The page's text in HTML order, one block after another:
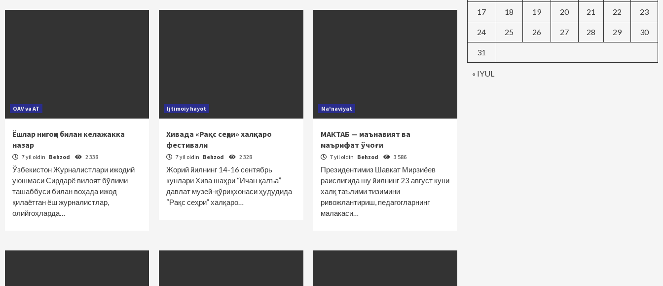
OAV va AT
Ёшлар нигоҳи билан келажакка
назар
7 yil oldin Behzod 2 338
Ўзбекистон Журналистлари ижодий
уюшмаси Сирдарё вилоят бўлими
ташаббуси билан воҳада ижод
қилаётган ёш журналистлар,
олийгоҳларда…
Ijtimoiy hayot
Хивада «Рақс сеҳри» халқаро
фестивали
7 yil oldin Behzod 2 328
Жорий йилнинг 14-16 сентябрь
кунлари Хива шаҳри “Ичан қалъа”
давлат музей-қўриқхонаси ҳудудида
“Рақс сеҳри” халқаро…
Ma'naviyat
МАКТАБ — маънавият ва
маърифат ўчоғи
7 yil oldin Behzod 3 586
Президентимиз Шавкат Мирзиёев
раислигида шу йилнинг 23 август куни
халқ таълими тизимини
ривожлантириш, педагогларнинг
малакаси…
« IYUL
17 18 19 20 21 22 23
24 25 26 27 28 29 30
31